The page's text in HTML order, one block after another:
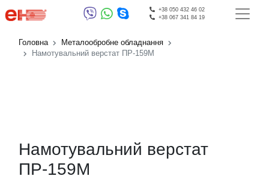
+38 050 432 46 02
+38 067 341 84 19
Головна
Металообробне обладнання
Намотувальний верстат ПР-159М
Намотувальний верстат
ПР-159М